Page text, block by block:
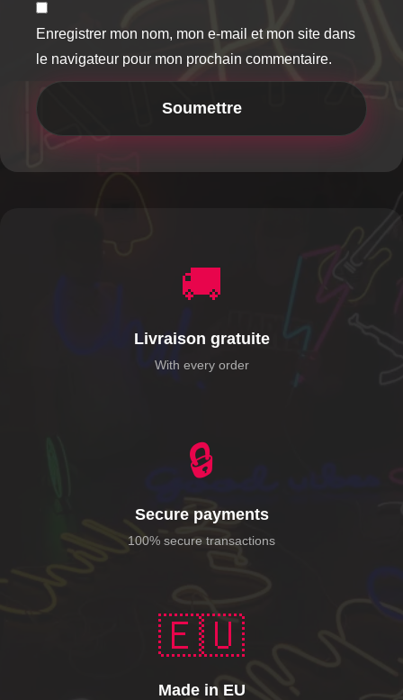
Enregistrer mon nom, mon e-mail et mon site dans
le navigateur pour mon prochain commentaire.
🚚
Livraison gratuite
With every order
🔒
Secure payments
100% secure transactions
🇪🇺
Made in EU